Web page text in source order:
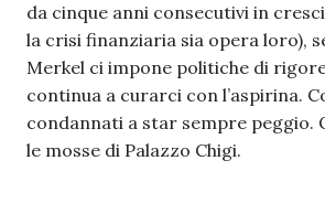
da cinque anni consecutivi in
la crisi finanziaria sia opera loro),
Merkel ci impone politiche di
continua a curarci con l’aspirina.
condannati a star sempre peggio.
le mosse di Palazzo Chigi.